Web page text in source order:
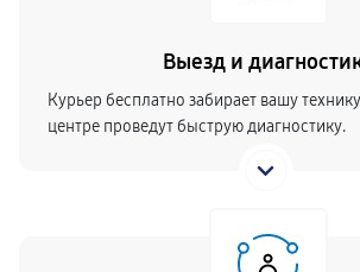
Выезд и
Курьер бесплатно забирает вашу
центре проведут быструю диагностику.